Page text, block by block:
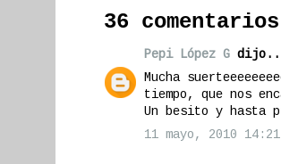
36
Pepi López G
Mucha
tiempo, que nos
Un besito y hasta
11 mayo, 2010 14:21